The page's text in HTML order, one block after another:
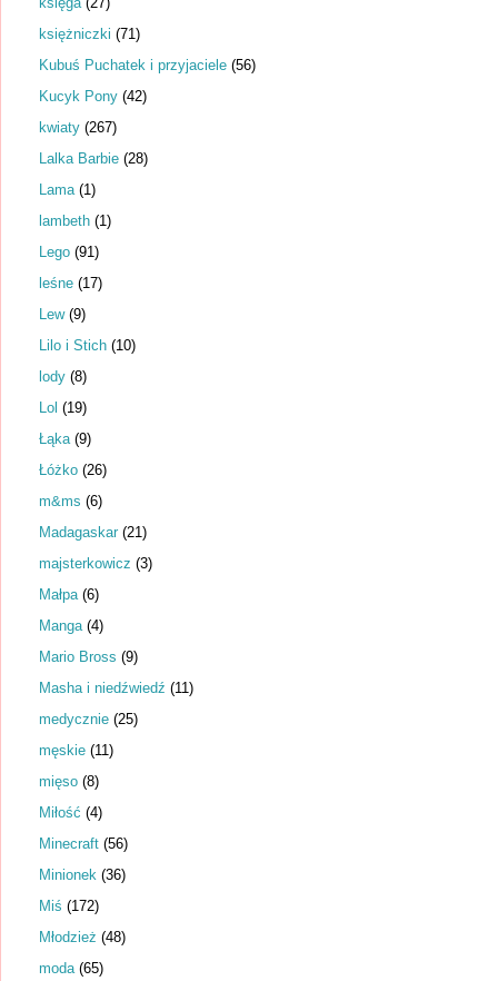
księżniczki (71)
Kubuś Puchatek i przyjaciele (56)
Kucyk Pony (42)
kwiaty (267)
Lalka Barbie (28)
Lama (1)
lambeth (1)
Lego (91)
leśne (17)
Lew (9)
Lilo i Stich (10)
lody (8)
Lol (19)
Łąka (9)
Łóżko (26)
m&ms (6)
Madagaskar (21)
majsterkowicz (3)
Małpa (6)
Manga (4)
Mario Bross (9)
Masha i niedźwiedź (11)
medycznie (25)
męskie (11)
mięso (8)
Miłość (4)
Minecraft (56)
Minionek (36)
Miś (172)
Młodzież (48)
moda (65)